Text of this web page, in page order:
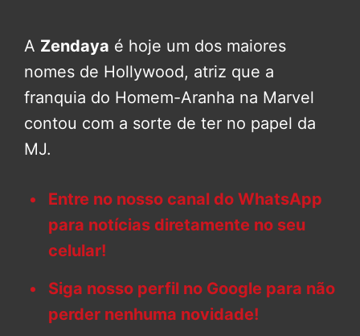
A Zendaya é hoje um dos maiores
nomes de Hollywood, atriz que a
franquia do Homem-Aranha na Marvel
contou com a sorte de ter no papel da
MJ.
Entre no nosso canal do WhatsApp
para notícias diretamente no seu
celular!
Siga nosso perfil no Google para não
perder nenhuma novidade!